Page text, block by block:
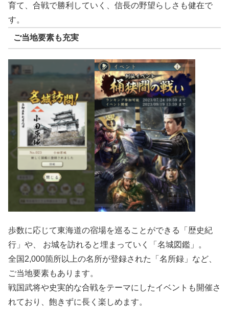
育て、合戦で勝利していく、信長の野望らしさも健在で
す。
ご当地要素も充実
歩数に応じて東海道の宿場を巡ることができる「歴史紀
行」や、 お城を訪れると埋まっていく「名城図鑑」。
全国2,000箇所以上の名所が登録された「名所録」など、
ご当地要素もあります。
戦国武将や史実的な合戦をテーマにしたイベントも開催さ
れており、飽きずに長く楽しめます。